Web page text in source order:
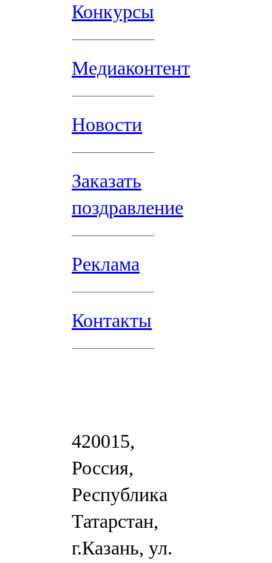
Конкурсы
Медиаконтент
Новости
Заказать
поздравление
Реклама
Контакты
420015,
Россия,
Республика
Татарстан,
г.Казань, ул.